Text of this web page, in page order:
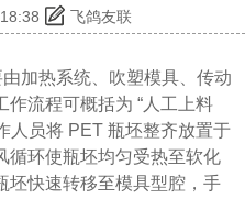
飞鸽友联
加热系统、吹塑模具、传动
作流程可概括为 “人工上料
员将 PET 瓶坯整齐放置于
循环使瓶坯均匀受热至软化
坯快速转移至模具型腔，手